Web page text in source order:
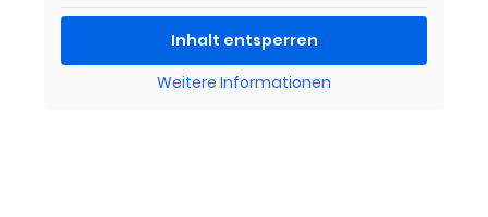
Inhalt entsperren
Weitere Informationen